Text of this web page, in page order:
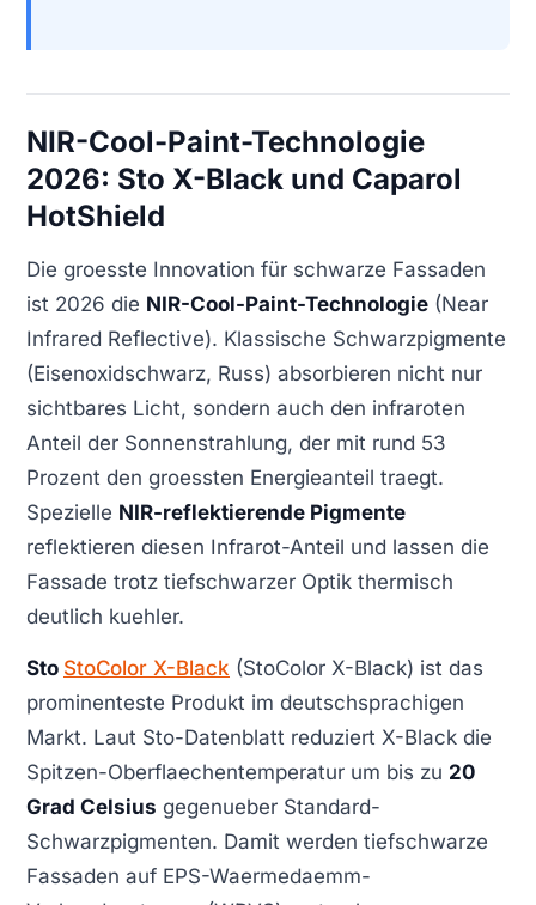
NIR-Cool-Paint-Technologie
2026: Sto X-Black und Caparol
HotShield
Die groesste Innovation für schwarze Fassaden
ist 2026 die NIR-Cool-Paint-Technologie (Near
Infrared Reflective). Klassische Schwarzpigmente
(Eisenoxidschwarz, Russ) absorbieren nicht nur
sichtbares Licht, sondern auch den infraroten
Anteil der Sonnenstrahlung, der mit rund 53
Prozent den groessten Energieanteil traegt.
Spezielle NIR-reflektierende Pigmente
reflektieren diesen Infrarot-Anteil und lassen die
Fassade trotz tiefschwarzer Optik thermisch
deutlich kuehler.
Sto StoColor X-Black (StoColor X-Black) ist das
prominenteste Produkt im deutschsprachigen
Markt. Laut Sto-Datenblatt reduziert X-Black die
Spitzen-Oberflaechentemperatur um bis zu 20
Grad Celsius gegenueber Standard-
Schwarzpigmenten. Damit werden tiefschwarze
Fassaden auf EPS-Waermedaemm-